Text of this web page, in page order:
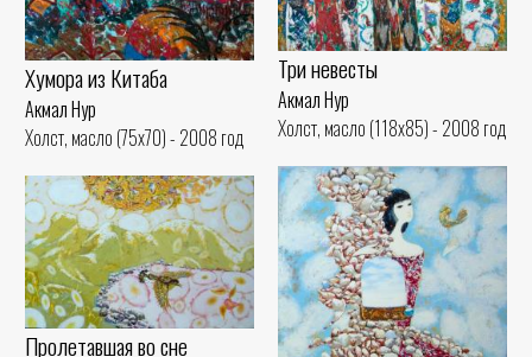
Хумора из Китаба
Акмал Нур
Холст, масло (75x70) - 2008 год
Три невесты
Акмал Нур
Холст, масло (118x85) - 2008 год
Пролетавшая во сне